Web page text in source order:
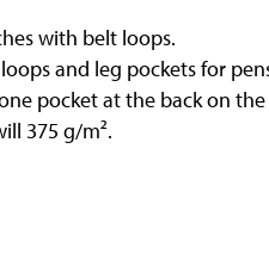
with belt loops.
and leg pockets for
pocket at the back on
375 g/m².